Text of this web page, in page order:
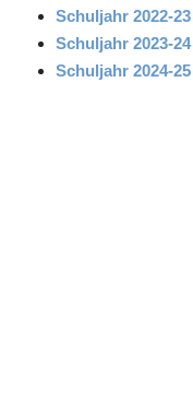
Schuljahr 2022-23
Schuljahr 2023-24
Schuljahr 2024-25